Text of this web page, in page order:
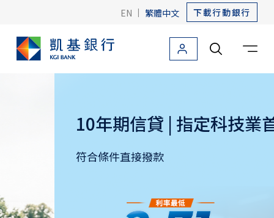
EN | 繁體中文 下載行動銀行
存款
10年期信貸 | 指定科技業首選
符合條件直接撥款